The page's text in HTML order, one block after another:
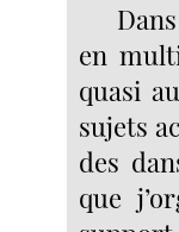
en
quasi
sujets
des
que